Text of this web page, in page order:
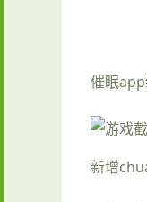
催眠app
新增